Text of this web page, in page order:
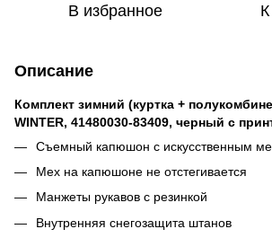
В избранное
Описание
Комплект зимний (куртка +
WINTER, 41480030-83409, черный с
Съемный капюшон с искусственным
Мех на капюшоне не отстегивается
Манжеты рукавов с резинкой
Внутренняя снегозащита штанов